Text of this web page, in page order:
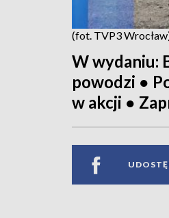
(fot. TVP3
W wydaniu:
powodzi ●
w akcji ●